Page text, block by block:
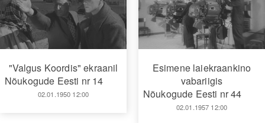
"Valgus Koordis" ekraanil
Nõukogude Eesti nr 14
02.01.1950 12:00
Esimene laiekraankino
vabariigis
Nõukogude Eesti nr 44
02.01.1957 12:00